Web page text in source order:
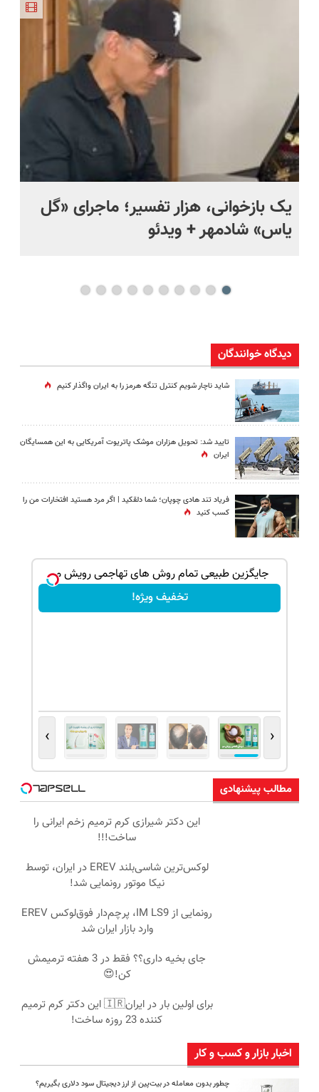
بازار ایران
شد
طبیعی!
ویزیت
رایگان+پرداخت
اقساطی😍
رونمایی
شد!
یک بازخوانی، هزار تفسیر؛ ماجرای «گل
یاس» شادمهر + ویدئو
دیدگاه خوانندگان
شاید ناچار شویم کنترل تنگه هرمز را به ایران واگذار کنیم
تایید شد: تحویل هزاران موشک پاتریوت آمریکایی به این همسایگان
ایران
فریاد تند هادی چوپان؛‌ شما دلقکید | اگر مرد هستید افتخارات من را
کسب کنید
جایگزین طبیعی تمام روش های تهاجمی رویش مو
تخفیف ویژه!
‹
›
مطالب پیشنهادی
این دکتر شیرازی کرم ترمیم زخم ایرانی را
ساخت!!!
لوکس‌ترین شاسی‌بلند EREV در ایران، توسط
نیکا موتور رونمایی شد!
رونمایی از IM LS9، پرچم‌دار فوق‌لوکس EREV
وارد بازار ایران شد
جای بخیه داری؟؟ فقط در 3 هفته ترمیمش
کن!😍
برای اولین بار در ایران🇮🇷 این دکتر کرم ترمیم
کننده 23 روزه ساخت!
اخبار بازار و کسب و کار
چطور بدون معامله در بیت‌پین از ارز دیجیتال سود دلاری بگیریم؟